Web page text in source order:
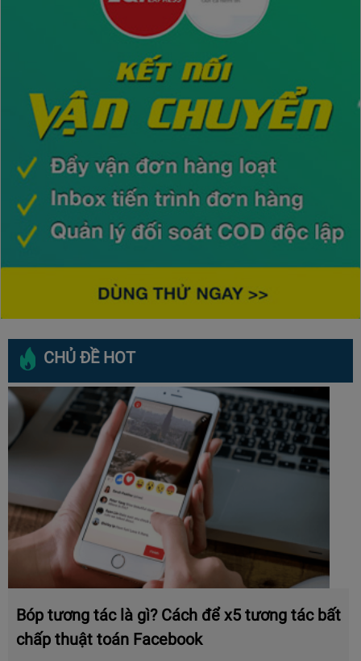
CHỦ ĐỀ HOT
Bóp tương tác là gì? Cách để x5 tương tác bất
chấp thuật toán Facebook